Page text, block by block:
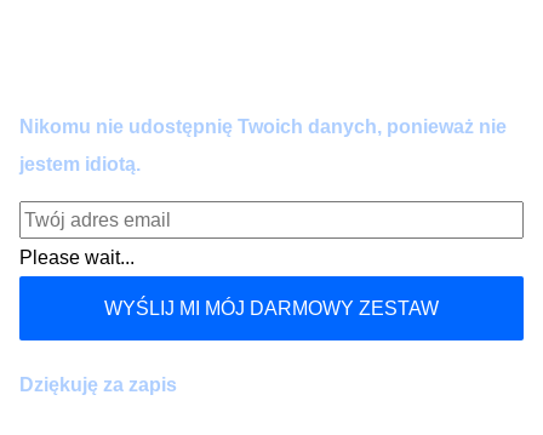
Nikomu nie udostępnię Twoich danych, ponieważ nie
jestem idiotą.
Please wait...
WYŚLIJ MI MÓJ DARMOWY ZESTAW
Dziękuję za zapis